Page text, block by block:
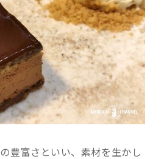
豊富さといい、素材を生かし